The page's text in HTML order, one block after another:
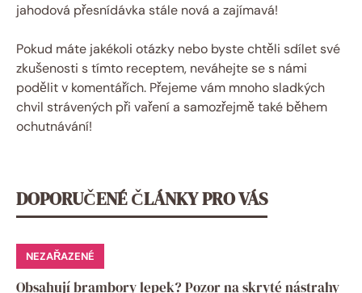
jahodová přesnídávka stále nová a zajímavá!
Pokud máte jakékoli otázky nebo byste chtěli sdílet své
zkušenosti s tímto receptem, neváhejte se s námi
podělit v komentářích. Přejeme vám mnoho sladkých
chvil strávených při vaření a samozřejmě také během
ochutnávání!
DOPORUČENÉ ČLÁNKY PRO VÁS
NEZAŘAZENÉ
Obsahují brambory lepek? Pozor na skryté nástrahy